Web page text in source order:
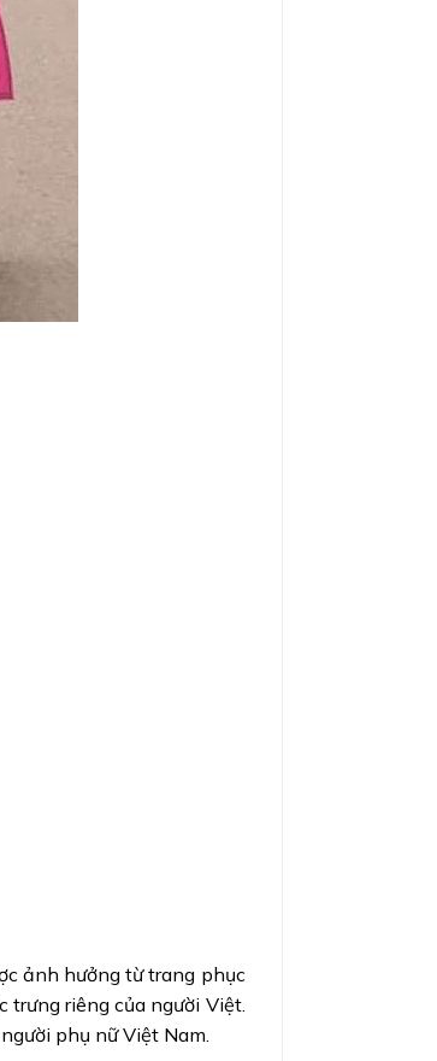
ảnh hưởng từ trang phục
riêng của người Việt.
phụ nữ Việt Nam.